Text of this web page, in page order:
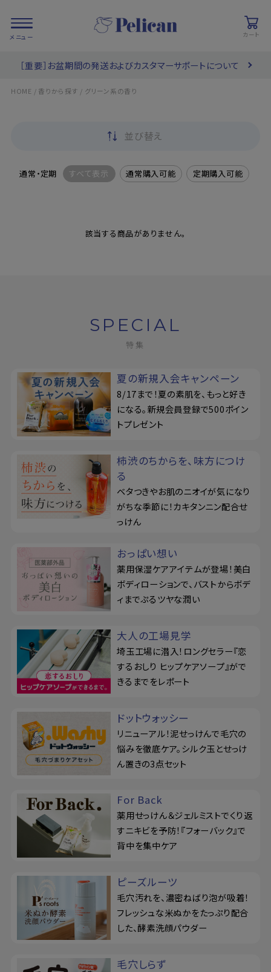
カート
PRODUCTS/ 商品を探す
ペリカン石鹸について
ご利用案内
よくあるご質問
会員登録でお得
NEWS一覧
［重要］お盆期間の発送およびカスタマーサポートについて
HOME / 香りから探す / グリーン系の香り
並び替え
通常・定期 すべて表示 通常購入可能 定期購入可能
該当する商品がありません。
SPECIAL
特集
夏の新規入会キャンペーン
8/17まで！夏の素肌を、もっと好き
になる。新規会員登録で500ポイン
トプレゼント
柿渋のちからを、味方につけ
る
ベタつきやお肌のニオイが気になり
がちな季節に！カキタンニン配合せ
っけん
おっぱい想い
薬用保湿ケアアイテムが登場！美白
ボディローションで、バストからボデ
ィまでぷるツヤな潤い
大人の工場見学
埼玉工場に潜入！ロングセラー『恋
するおしり ヒップケアソープ』がで
きるまでをレポート
ドットウォッシー
リニューアル！泥せっけんで毛穴の
悩みを徹底ケア。シルク玉とせっけ
ん置きの3点セット
For Back
薬用せっけん＆ジェルミストでくり返
すニキビを予防！『フォーバック』で
背中を集中ケア
ピーズルーツ
毛穴汚れを、濃密ねばり泡が吸着！
フレッシュな米ぬかをたっぷり配合
した、酵素洗顔パウダー
毛穴しらず